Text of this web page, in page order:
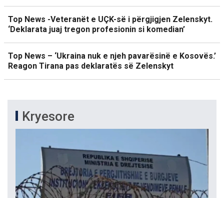
Top News -Veteranët e UÇK-së i përgjigjen Zelenskyt.
‘Deklarata juaj tregon profesionin si komedian’
Top News – ‘Ukraina nuk e njeh pavarësinë e Kosovës.’
Reagon Tirana pas deklaratës së Zelenskyt
Kryesore